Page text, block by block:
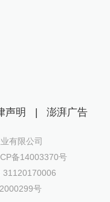
声明 | 澎湃广告
有限公司
备14003370号
31120170006
号